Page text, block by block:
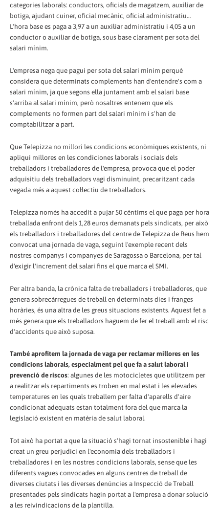
categories laborals: conductors, oficials de magatzem, auxiliar de
botiga, ajudant cuiner, oficial mecànic, oficial administratiu…
L'hora base es paga a 3,97 a un auxiliar administratiu i 4,05 a un
conductor o auxiliar de botiga, sous base clarament per sota del
salari mínim.
L'empresa nega que pagui per sota del salari mínim perquè
considera que determinats complements han d'entendre's com a
salari mínim, ja que segons ella juntament amb el salari base
s'arriba al salari mínim, però nosaltres entenem que els
complements no formen part del salari mínim i s'han de
comptabilitzar a part.
Que Telepizza no millori les condicions econòmiques existents, ni
apliqui millores en les condiciones laborals i socials dels
treballadors i treballadores de l'empresa, provoca que el poder
adquisitiu dels treballadors vagi disminuint, precaritzant cada
vegada més a aquest col·lectiu de treballadors.
Telepizza només ha accedit a pujar 50 cèntims el que paga per hora
treballada enfront dels 1,28 euros demanats pels sindicats, per això
els treballadors i treballadores del centre de Telepizza de Reus hem
convocat una jornada de vaga, seguint l'exemple recent dels
nostres companys i companyes de Saragossa o Barcelona, per tal
d'exigir l'increment del salari fins el que marca el SMI.
Per altra banda, la crònica falta de treballadors i treballadores, que
genera sobrecàrregues de treball en determinats dies i franges
horàries, és una altra de les greus situacions existents. Aquest fet a
més genera que els treballadors haguem de fer el treball amb el risc
d'accidents que això suposa.
També aprofitem la jornada de vaga per reclamar millores en les
condicions laborals, especialment pel que fa a salut laboral i
prevenció de riscos: algunes de les motocicletes que utilitzem per
a realitzar els repartiments es troben en mal estat i les elevades
temperatures en les quals treballem per falta d'aparells d'aire
condicionat adequats estan totalment fora del que marca la
legislació existent en matèria de salut laboral.
Tot això ha portat a que la situació s'hagi tornat insostenible i hagi
creat un greu perjudici en l'economia dels treballadors i
treballadores i en les nostres condicions laborals, sense que les
diferents vagues convocades en alguns centres de treball de
diverses ciutats i les diverses denúncies a Inspecció de Treball
presentades pels sindicats hagin portat a l'empresa a donar solució
a les reivindicacions de la plantilla.